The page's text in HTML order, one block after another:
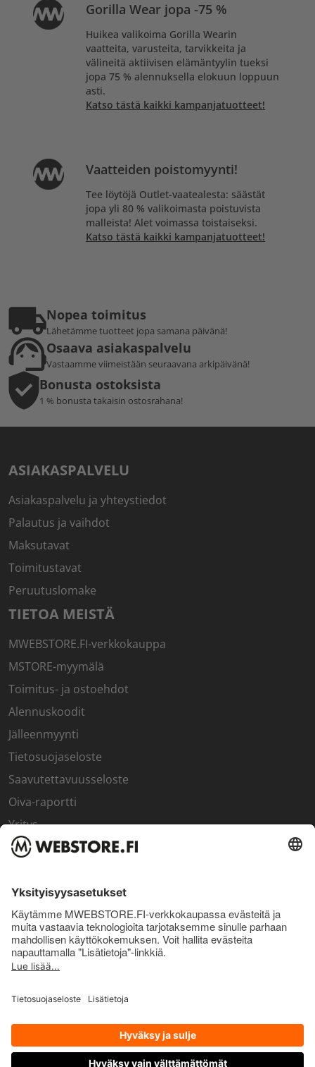
Gorilla Wear jopa -75 %
Huikea valikoima Gorilla Wearin
vaatteita, varusteita, tarvikkeita ja
välineitä aktiivisen elämäntyylin tueksi
jopa 75 % alennuksella elokuun loppuun
asti.
Katso tästä kaikki kampanjatuotteet!
Vaatteiden poistomyynti!
Tee löytöjä Outlet-vaatealesta: säästät
jopa yli 80 % valikoimasta poistuvista
malleista! Alet voimassa toistaiseksi.
Katso tästä kaikki kampanjatuotteet!
Nopea toimitus
Lähetämme tuotteet jopa samana päivänä!
Osaava asiakaspalvelu
Vastaamme viimeistään seuraavana arkipäivänä!
Bonusta ostoksista
1 % bonusta takaisin ostosrahana!
ASIAKASPALVELU
Asiakaspalvelu ja yhteystiedot
Palautus ja vaihdot
Maksutavat
Toimitustavat
Peruutuslomake
TIETOA MEISTÄ
MWEBSTORE.FI-verkkokauppa
MSTORE-myymälä
Toimitus- ja ostoehdot
Alennuskoodit
Jälleenmyynti
Tietosuojaseloste
Saavutettavuusseloste
Oiva-raportti
Yritys
SISÄPIIRI
Sisäpiirin bonusohjelma
Uutiskirje
Uutiset ja artikkelit